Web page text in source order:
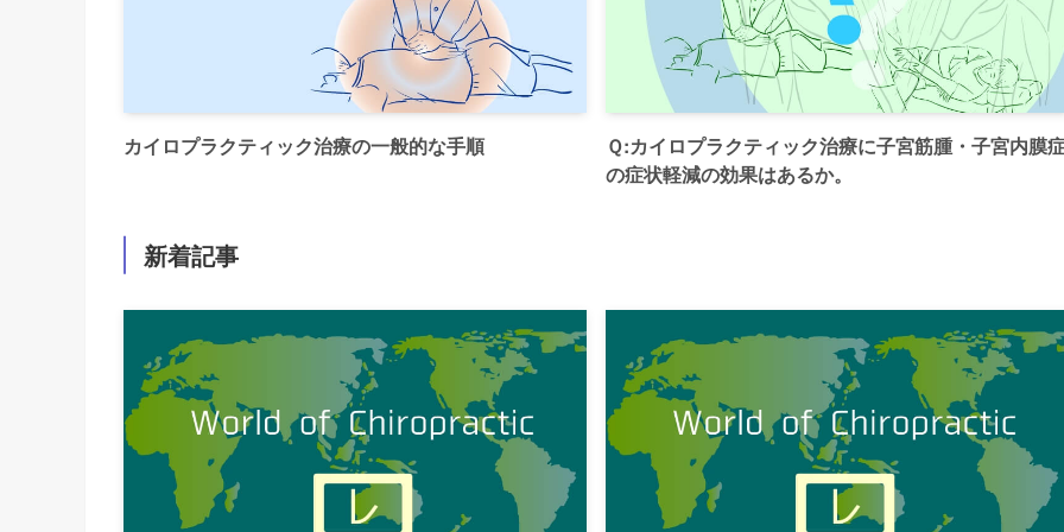
カイロプラクティック治療の一般的な手順
Ｑ:カイロプラクティック治療に子宮筋腫・子宮内膜
の症状軽減の効果はあるか。
新着記事